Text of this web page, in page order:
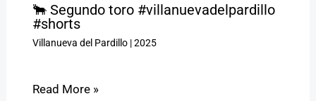
🐂 Segundo toro #villanuevadelpardillo
#shorts
Villanueva del Pardillo|2025
Read More »